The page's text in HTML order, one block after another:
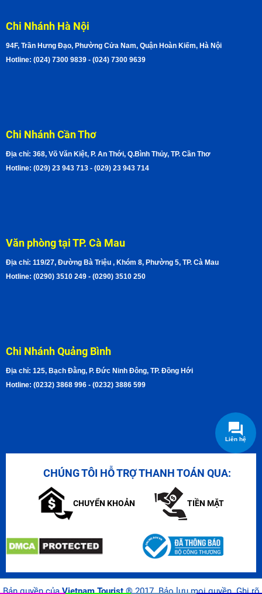
Chi Nhánh Hà Nội
94F, Trần Hưng Đạo, Phường Cửa Nam, Quận Hoàn Kiếm, Hà Nội
Hotline: (024) 7300 9839 - (024) 7300 9639
Chi Nhánh Cần Thơ
Địa chỉ: 368, Võ Văn Kiệt, P. An Thới, Q.Bình Thủy, TP. Cần Thơ
Hotline: (029) 23 943 713 - (029) 23 943 714
Văn phòng tại TP. Cà Mau
Địa chỉ: 119/27, Đường Bà Triệu , Khóm 8, Phường 5, TP. Cà Mau
Hotline: (0290) 3510 249 - (0290) 3510 250
Chi Nhánh Quảng Bình
Địa chỉ: 125, Bạch Đằng, P. Đức Ninh Đông, TP. Đồng Hới
Hotline: (0232) 3868 996 - (0232) 3886 599
CHÚNG TÔI HỖ TRỢ THANH TOÁN QUA:
CHUYỂN KHOẢN TIỀN MẶT
Liên hệ
Bản quyền củaVietnam Tourist® 2017. Bảo lưu mọi quyền. Ghi rõ